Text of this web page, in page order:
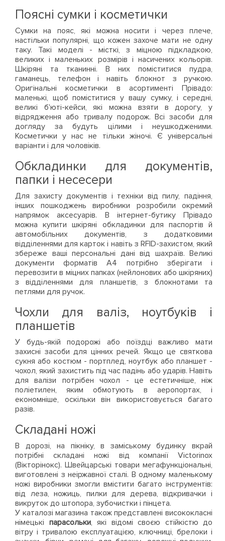
Поясні сумки і косметички
Сумки на пояс, які можна носити і через плече,
настільки популярні, що кожен захоче мати не одну
таку. Такі моделі - місткі, з міцною підкладкою,
великих і маленьких розмірів і насичених кольорів.
Шкіряні та тканинні. В них поміститися пудра,
гаманець, телефон і навіть блокнот з ручкою.
Оригінальні косметички в асортименті Прівадо:
маленькі, щоб поміститися у вашу сумку, і середні,
великі б'юті-кейси, які можна взяти в дорогу, у
відрядження або тривалу подорож. Всі засоби для
догляду за будуть цілими і неушкодженими.
Косметички у нас не тільки жіночі. Є універсальні
варіанти і для чоловіків.
Обкладинки для документів,
папки і несесери
Для захисту документів і техніки від пилу, падіння,
інших пошкоджень виробники розробили окремий
напрямок аксесуарів. В інтернет-бутику Прівадо
можна купити шкіряні обкладинки для паспортів й
автомобільних документів, з додатковими
відділеннями для карток і навіть з RFID-захистом, який
збереже ваші персональні дані від шахраїв. Великі
документи форматів А4 потрібно зберігати і
перевозити в міцних папках (нейлонових або шкіряних)
з відділеннями для планшетів, з блокнотами та
петлями для ручок.
Чохли для валіз, ноутбуків і
планшетів
У будь-якій подорожі або поїздці важливо мати
захисні засоби для цінних речей. Якщо це святкова
сукня або костюм - портплед, ноутбук або планшет -
чохол, який захистить під час падінь або ударів. Навіть
для валізи потрібен чохол - це естетичніше, ніж
поліетилен, яким обмотують в аеропортах, і
економніше, оскільки він використовується багато
разів.
Складані ножі
В дорозі, на пікніку, в заміському будинку вкрай
потрібні складані ножі від компанії Victorinox
(Вікторінокс). Швейцарські товари мегафункціональні,
виготовлені з неіржавної сталі. В одному маленькому
ножі виробники змогли вмістити багато інструментів:
від леза, ножиць, пилки для дерева, відкривачки і
викруток до штопора, зубочистки і пінцета.
У каталозі магазина також представлені висококласні
німецькі парасольки, які відомі своєю стійкістю до
вітру і тривалою експлуатацією, ключниці, брелоки і